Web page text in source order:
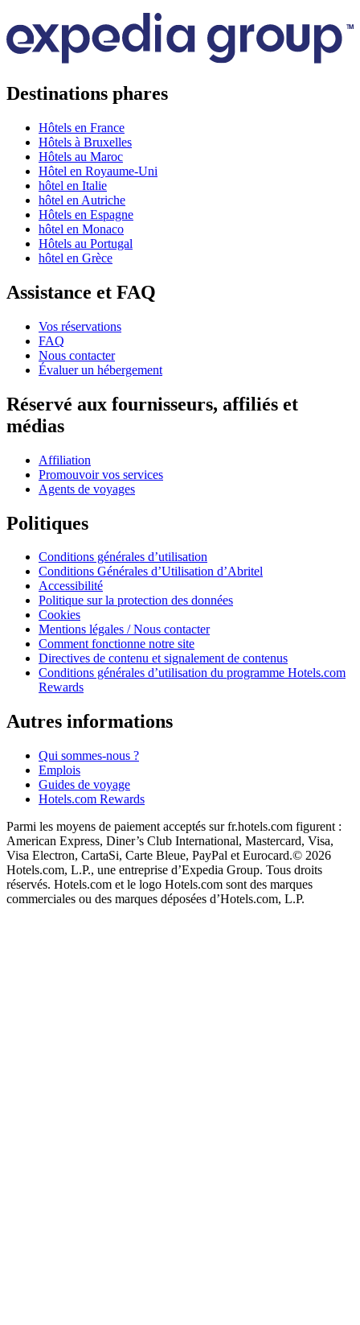
Destinations phares
Hôtels en France
Hôtels à Bruxelles
Hôtels au Maroc
Hôtel en Royaume-Uni
hôtel en Italie
hôtel en Autriche
Hôtels en Espagne
hôtel en Monaco
Hôtels au Portugal
hôtel en Grèce
Assistance et FAQ
Vos réservations
FAQ
Nous contacter
Évaluer un hébergement
Réservé aux fournisseurs, affiliés et
médias
Affiliation
Promouvoir vos services
Agents de voyages
Politiques
Conditions générales d’utilisation
Conditions Générales d’Utilisation d’Abritel
Accessibilité
Politique sur la protection des données
Cookies
Mentions légales / Nous contacter
Comment fonctionne notre site
Directives de contenu et signalement de contenus
Conditions générales d’utilisation du programme Hotels.com
Rewards
Autres informations
Qui sommes-nous ?
Emplois
Guides de voyage
Hotels.com Rewards
Parmi les moyens de paiement acceptés sur fr.hotels.com figurent :
American Express, Diner’s Club International, Mastercard, Visa,
Visa Electron, CartaSi, Carte Bleue, PayPal et Eurocard.© 2026
Hotels.com, L.P., une entreprise d’Expedia Group. Tous droits
réservés. Hotels.com et le logo Hotels.com sont des marques
commerciales ou des marques déposées d’Hotels.com, L.P.